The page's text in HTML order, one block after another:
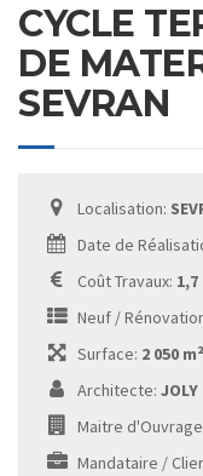
CYCLE
DE
SEVRAN
Localisation:
Date de
Coût Travaux: 1,7
Neuf /
Surface: 2 050
Architecte: JOLY
Maitre
Mandataire /